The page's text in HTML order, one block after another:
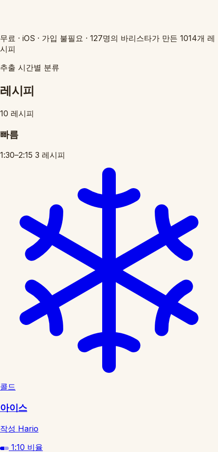
무료 · iOS · 가입 불필요 · 127명의 바리스타가 만든 1014개 레
시피
추출 시간별 분류
레시피
10 레시피
빠름
1:30–2:15 3 레시피
콜드
아이스
작성 Hario
1:10 비율